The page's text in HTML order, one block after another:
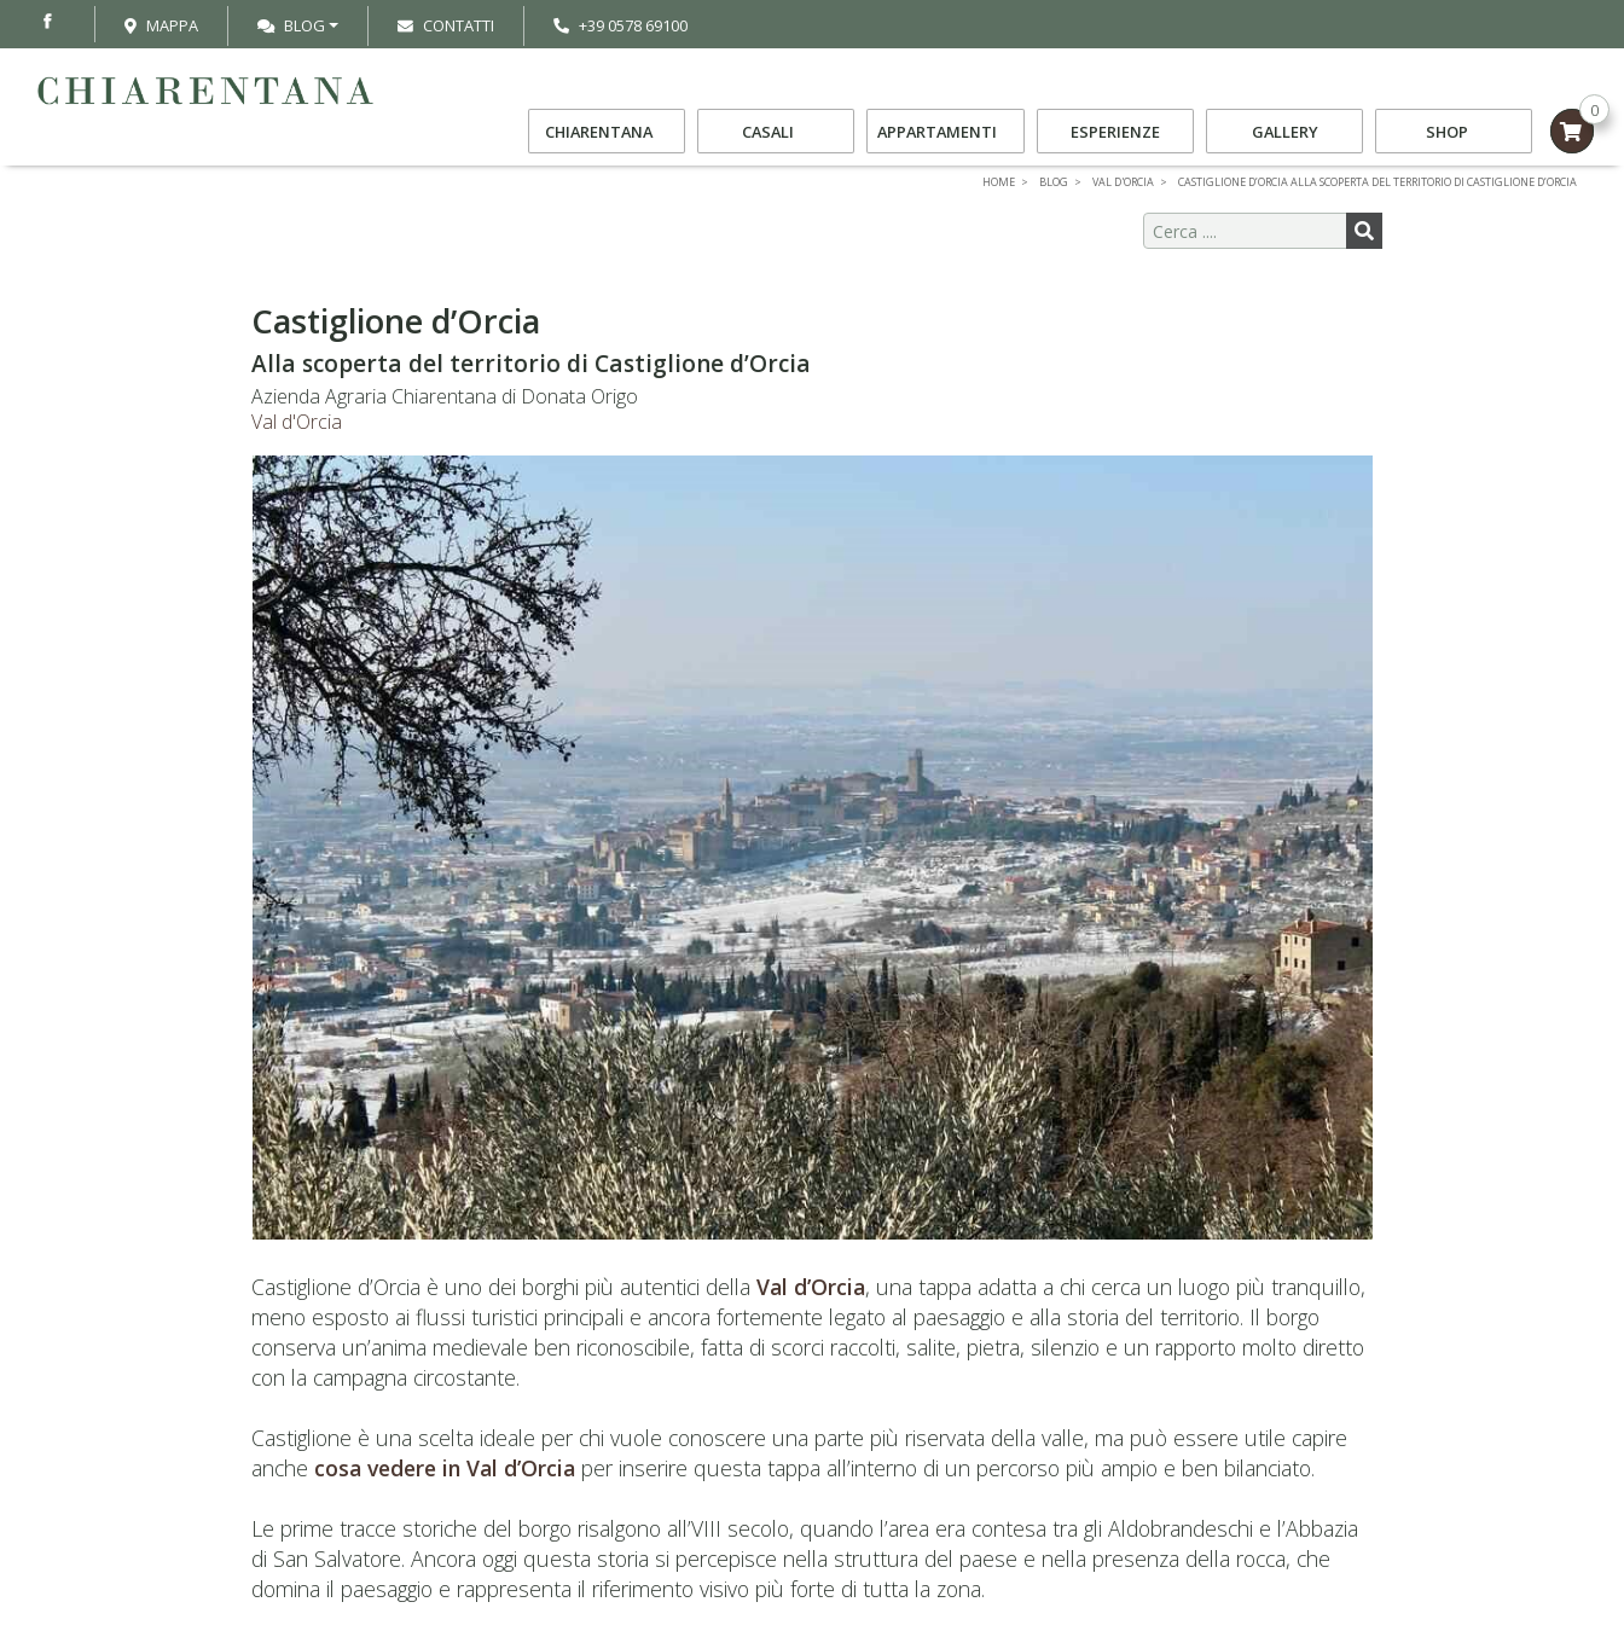
MAPPA BLOG CONTATTI +39 0578 69100
CHIARENTANA CASALI APPARTAMENTI ESPERIENZE GALLERY SHOP
0
HOME BLOG VAL D'ORCIA CASTIGLIONE D’ORCIA ALLA SCOPERTA DEL TERRITORIO DI CASTIGLIONE D’ORCIA
Castiglione d’Orcia
Alla scoperta del territorio di Castiglione d’Orcia
Azienda Agraria Chiarentana di Donata Origo
Val d'Orcia
Castiglione d’Orcia è uno dei borghi più autentici della Val d’Orcia, una tappa adatta a chi cerca un luogo più tranquillo,
meno esposto ai flussi turistici principali e ancora fortemente legato al paesaggio e alla storia del territorio. Il borgo
conserva un’anima medievale ben riconoscibile, fatta di scorci raccolti, salite, pietra, silenzio e un rapporto molto diretto
con la campagna circostante.
Castiglione è una scelta ideale per chi vuole conoscere una parte più riservata della valle, ma può essere utile capire
anche cosa vedere in Val d’Orcia per inserire questa tappa all’interno di un percorso più ampio e ben bilanciato.
Le prime tracce storiche del borgo risalgono all’VIII secolo, quando l’area era contesa tra gli Aldobrandeschi e l’Abbazia
di San Salvatore. Ancora oggi questa storia si percepisce nella struttura del paese e nella presenza della rocca, che
domina il paesaggio e rappresenta il riferimento visivo più forte di tutta la zona.